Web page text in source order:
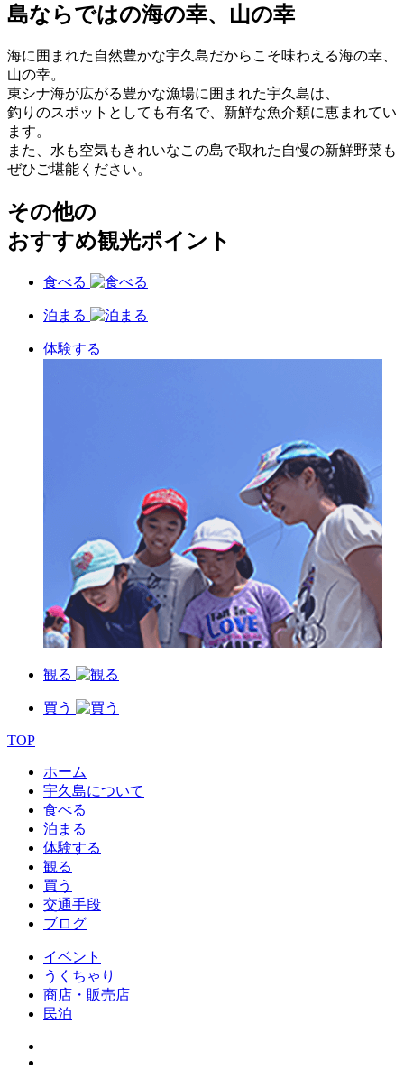
島ならではの海の幸、山の幸
海に囲まれた自然豊かな宇久島だからこそ味わえる海の幸、
山の幸。
東シナ海が広がる豊かな漁場に囲まれた宇久島は、
釣りのスポットとしても有名で、新鮮な魚介類に恵まれてい
ます。
また、水も空気もきれいなこの島で取れた自慢の新鮮野菜も
ぜひご堪能ください。
その他の
おすすめ観光ポイント
食べる
泊まる
体験する
観る
買う
TOP
ホーム
宇久島について
食べる
泊まる
体験する
観る
買う
交通手段
ブログ
イベント
うくちゃり
商店・販売店
民泊